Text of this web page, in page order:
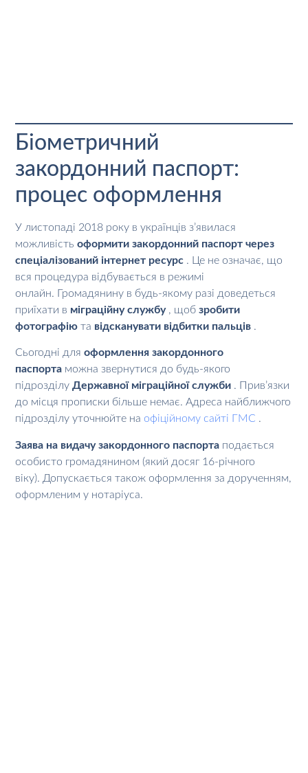
Біометричний
закордонний паспорт:
процес оформлення
У листопаді 2018 року в українців з’явилася
можливістьоформити закордонний паспорт через
спеціалізований інтернет ресурс . Це не означає, що
вся процедура відбувається в режимі
онлайн. Громадянину в будь-якому разі доведеться
приїхати в міграційну службу, щобзробити
фотографію та відсканувати відбитки пальців .
Сьогодні дляоформлення закордонного
паспорта можна звернутися до будь-якого
підрозділуДержавної міграційної служби . Прив’язки
до місця прописки більше немає. Адреса найближчого
підрозділу уточнюйте на офіційному сайті ГМС .
Заява на видачу закордонного паспорта подається
особисто громадянином (який досяг 16-річного
віку). Допускається також оформлення за дорученням,
оформленим у нотаріуса.